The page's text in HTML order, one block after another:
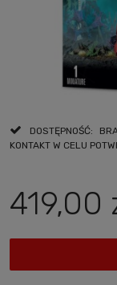
DOSTĘPNOŚĆ:
KONTAKT W CELU
419,00